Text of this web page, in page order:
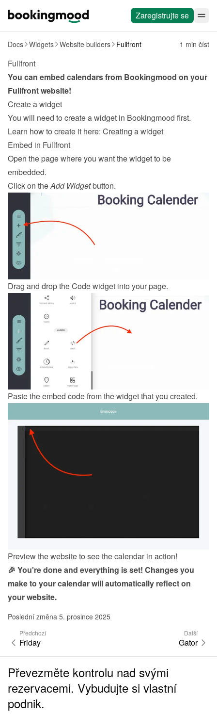
Zaregistrujte se
Docs Widgets Website builders Fullfront 1 min číst
Fullfront
Fullfront website!
Create a widget
You will need to create a widget in Bookingmood first.
Learn how to create it here: Creating a widget
Embed in Fullfront
Open the page where you want the widget to be
embedded.
Click on the Add Widget button.
Drag and drop the Code widget into your page.
Paste the embed code from the widget that you created.
Preview the website to see the calendar in action!
🎉 You're done and everything is set! Changes you
make to your calendar will automatically reflect on
your website.
Poslední změna 5. prosince 2025
Předchozí
Friday
Další
Gator
Převezměte kontrolu nad svými
rezervacemi. Vybudujte si vlastní
podnik.